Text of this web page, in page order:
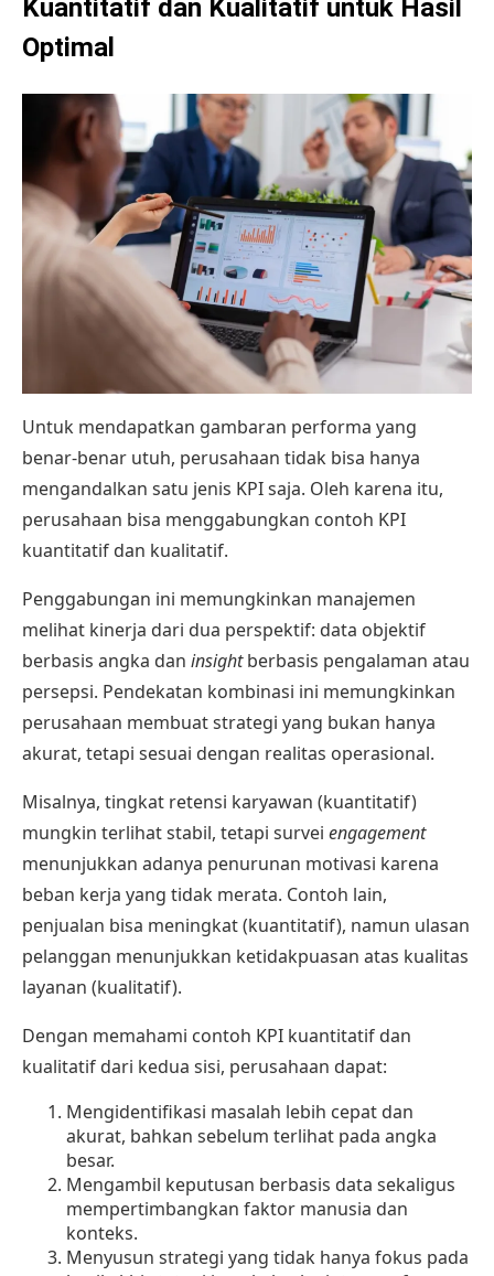
Kuantitatif dan Kualitatif untuk Hasil
Optimal
Untuk mendapatkan gambaran performa yang
benar-benar utuh, perusahaan tidak bisa hanya
mengandalkan satu jenis KPI saja. Oleh karena itu,
perusahaan bisa menggabungkan contoh KPI
kuantitatif dan kualitatif.
Penggabungan ini memungkinkan manajemen
melihat kinerja dari dua perspektif: data objektif
berbasis angka dan insightberbasis pengalaman atau
persepsi. Pendekatan kombinasi ini memungkinkan
perusahaan membuat strategi yang bukan hanya
akurat, tetapi sesuai dengan realitas operasional.
Misalnya, tingkat retensi karyawan (kuantitatif)
mungkin terlihat stabil, tetapi survei engagement
menunjukkan adanya penurunan motivasi karena
beban kerja yang tidak merata. Contoh lain,
penjualan bisa meningkat (kuantitatif), namun ulasan
pelanggan menunjukkan ketidakpuasan atas kualitas
layanan (kualitatif).
Dengan memahami contoh KPI kuantitatif dan
kualitatif dari kedua sisi, perusahaan dapat:
Mengidentifikasi masalah lebih cepat dan
akurat, bahkan sebelum terlihat pada angka
besar.
Mengambil keputusan berbasis data sekaligus
mempertimbangkan faktor manusia dan
konteks.
Menyusun strategi yang tidak hanya fokus pada